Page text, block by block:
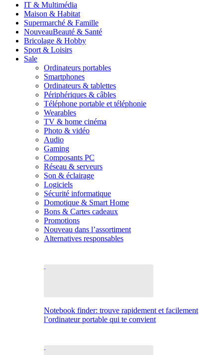
IT & Multimédia
Maison & Habitat
Supermarché & Famille
NouveauBeauté & Santé
Bricolage & Hobby
Sport & Loisirs
Sale
Ordinateurs portables
Smartphones
Ordinateurs & tablettes
Périphériques & câbles
Téléphone portable et téléphonie
Wearables
TV & home cinéma
Photo & vidéo
Audio
Gaming
Composants PC
Réseau & serveurs
Son & éclairage
Logiciels
Sécurité informatique
Domotique & Smart Home
Bons & Cartes cadeaux
Promotions
Nouveau dans l’assortiment
Alternatives responsables
Notebook finder: trouve rapidement et facilement
l’ordinateur portable qui te convient